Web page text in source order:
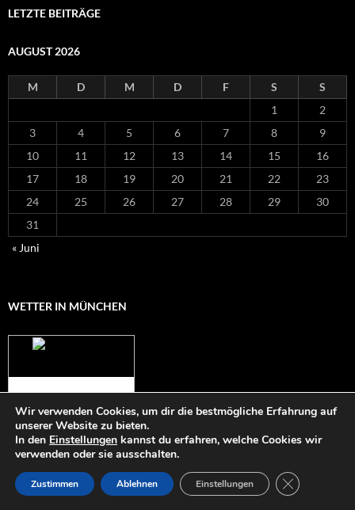
LETZTE BEITRÄGE
AUGUST 2026
M D M D F S
S
1
2
3
4 5 6 7 8
9
10
11 12 13 14 15
16
17
18 19 20 21 22
23
24
25 26 27 28 29
30
31
« Juni
WETTER IN MÜNCHEN
Wir verwenden Cookies, um dir die bestmögliche Erfahrung auf
unserer Website zu bieten.
In den Einstellungen kannst du erfahren, welche Cookies wir
verwenden oder sie ausschalten.
Zustimmen Ablehnen Einstellungen GDPR